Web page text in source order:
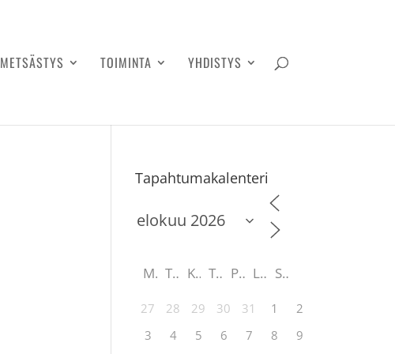
METSÄSTYS TOIMINTA YHDISTYS
Tapahtumakalenteri
M T K T P L S
27 28 29 30 31 1
2
3
4 5 6 7 8
9